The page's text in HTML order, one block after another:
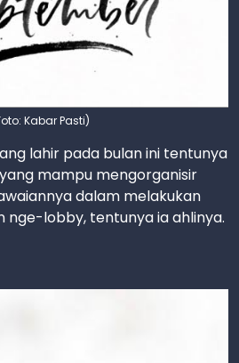
Kabar Pasti)
lahir pada bulan ini tentunya
mampu mengorganisir
dalam melakukan
nge-lobby, tentunya ia ahlinya.